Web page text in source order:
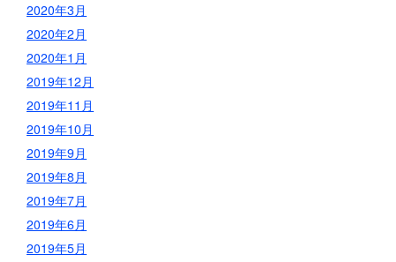
2020年3月
2020年2月
2020年1月
2019年12月
2019年11月
2019年10月
2019年9月
2019年8月
2019年7月
2019年6月
2019年5月